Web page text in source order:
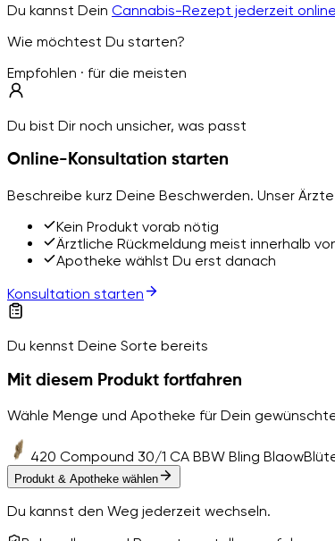
Du kannst Dein Cannabis-Rezept jederzeit
Wie möchtest Du starten?
Empfohlen · für die meisten
Du bist Dir noch unsicher, was passt
Online-Konsultation starten
Beschreibe kurz Deine Beschwerden. Unser
Kein Produkt vorab nötig
Ärztliche Rückmeldung meist innerhalb
Apotheke wählst Du erst danach
Konsultation starten
Du kennst Deine Sorte bereits
Mit diesem Produkt fortfahren
Wähle Menge und Apotheke für Dein
420 Compound 30/1 CA BBW Bling Blaow
Produkt & Apotheke wählen
Du kannst den Weg jederzeit wechseln.